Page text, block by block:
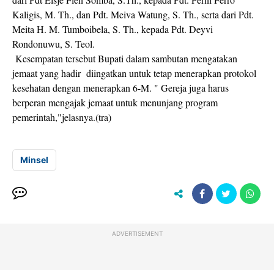
Kaligis, M. Th., dan Pdt. Meiva Watung, S. Th., serta dari Pdt.
Meita H. M. Tumboibela, S. Th., kepada Pdt. Deyvi
Rondonuwu, S. Teol.
Kesempatan tersebut Bupati dalam sambutan mengatakan
jemaat yang hadir diingatkan untuk tetap menerapkan protokol
kesehatan dengan menerapkan 6-M. " Gereja juga harus
berperan mengajak jemaat untuk menunjang program
pemerintah,"jelasnya.(tra)
Minsel
ADVERTISEMENT